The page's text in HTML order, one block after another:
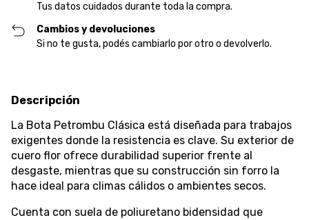
Tus datos cuidados durante toda la compra.
Cambios y devoluciones
Si no te gusta, podés cambiarlo por otro o devolverlo.
Descripción
La Bota Petrombu Clásica está diseñada para trabajos
exigentes donde la resistencia es clave. Su exterior de
cuero flor ofrece durabilidad superior frente al
desgaste, mientras que su construcción sin forro la
hace ideal para climas cálidos o ambientes secos.
Cuenta con suela de poliuretano bidensidad que